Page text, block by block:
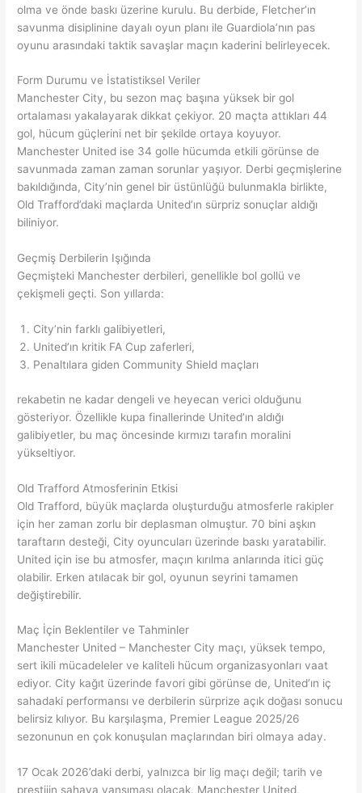
olma ve önde baskı üzerine kurulu. Bu derbide, Fletcher’ın
savunma disiplinine dayalı oyun planı ile Guardiola’nın pas
oyunu arasındaki taktik savaşlar maçın kaderini belirleyecek.
Form Durumu ve İstatistiksel Veriler
Manchester City, bu sezon maç başına yüksek bir gol
ortalaması yakalayarak dikkat çekiyor. 20 maçta attıkları 44
gol, hücum güçlerini net bir şekilde ortaya koyuyor.
Manchester United ise 34 golle hücumda etkili görünse de
savunmada zaman zaman sorunlar yaşıyor. Derbi geçmişlerine
bakıldığında, City’nin genel bir üstünlüğü bulunmakla birlikte,
Old Trafford’daki maçlarda United’ın sürpriz sonuçlar aldığı
biliniyor.
Geçmiş Derbilerin Işığında
Geçmişteki Manchester derbileri, genellikle bol gollü ve
çekişmeli geçti. Son yıllarda:
City’nin farklı galibiyetleri,
United’ın kritik FA Cup zaferleri,
Penaltılara giden Community Shield maçları
rekabetin ne kadar dengeli ve heyecan verici olduğunu
gösteriyor. Özellikle kupa finallerinde United’ın aldığı
galibiyetler, bu maç öncesinde kırmızı tarafın moralini
yükseltiyor.
Old Trafford Atmosferinin Etkisi
Old Trafford, büyük maçlarda oluşturduğu atmosferle rakipler
için her zaman zorlu bir deplasman olmuştur. 70 bini aşkın
taraftarın desteği, City oyuncuları üzerinde baskı yaratabilir.
United için ise bu atmosfer, maçın kırılma anlarında itici güç
olabilir. Erken atılacak bir gol, oyunun seyrini tamamen
değiştirebilir.
Maç İçin Beklentiler ve Tahminler
Manchester United – Manchester City maçı, yüksek tempo,
sert ikili mücadeleler ve kaliteli hücum organizasyonları vaat
ediyor. City kağıt üzerinde favori gibi görünse de, United’ın iç
sahadaki performansı ve derbilerin sürprize açık doğası sonucu
belirsiz kılıyor. Bu karşılaşma, Premier League 2025/26
sezonunun en çok konuşulan maçlarından biri olmaya aday.
17 Ocak 2026’daki derbi, yalnızca bir lig maçı değil; tarih ve
prestijin sahaya yansıması olacak. Manchester United,